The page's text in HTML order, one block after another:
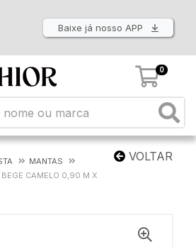
Baixe já nosso APP
0
VOLTAR
MANTAS
BEGE CAMELO 0,90 M X